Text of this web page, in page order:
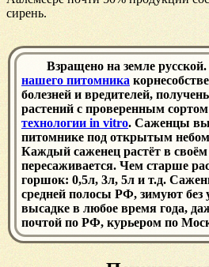
сирень.
Взращено на земле
нашего питомника
болезней и вредителей,
растений с проверенным
технологии in vitro. Саженцы
питомнике под открытым
Каждый саженец растёт в
пересаживается. Чем старше
горшок: 0,5л, 3л, 5л и т.д.
средней полосы РФ, зимуют
высадке в любое время года,
почтой по РФ, курьером по